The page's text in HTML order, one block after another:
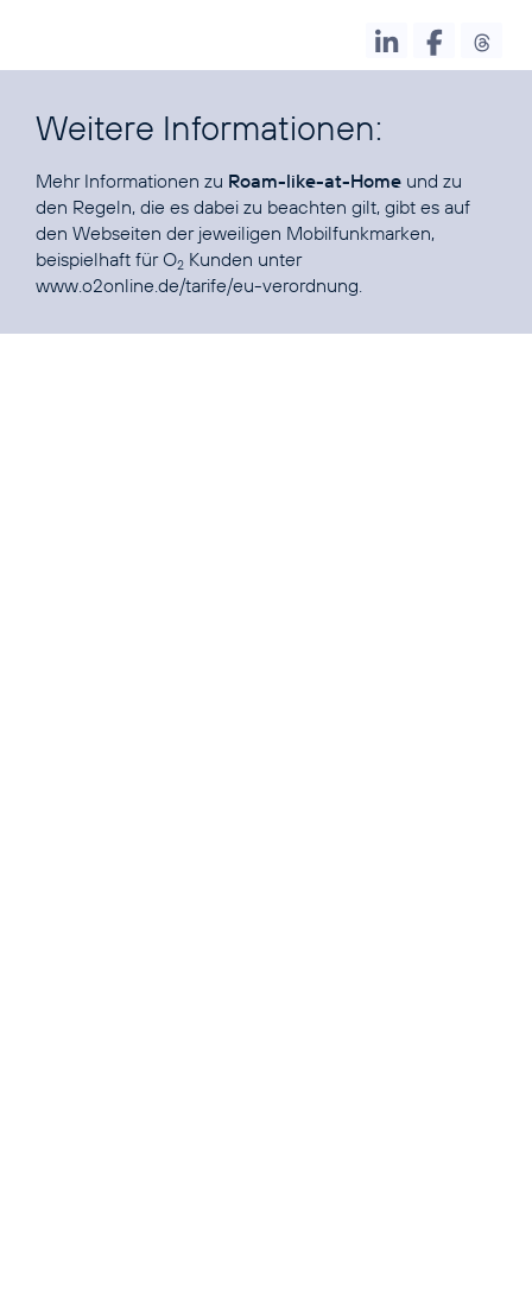
Weitere Informationen:
Mehr Informationen zu Roam-like-at-Home und zu
den Regeln, die es dabei zu beachten gilt, gibt es auf
den Webseiten der jeweiligen Mobilfunkmarken,
beispielhaft für O2 Kunden unter
www.o2online.de/tarife/eu-verordnung.